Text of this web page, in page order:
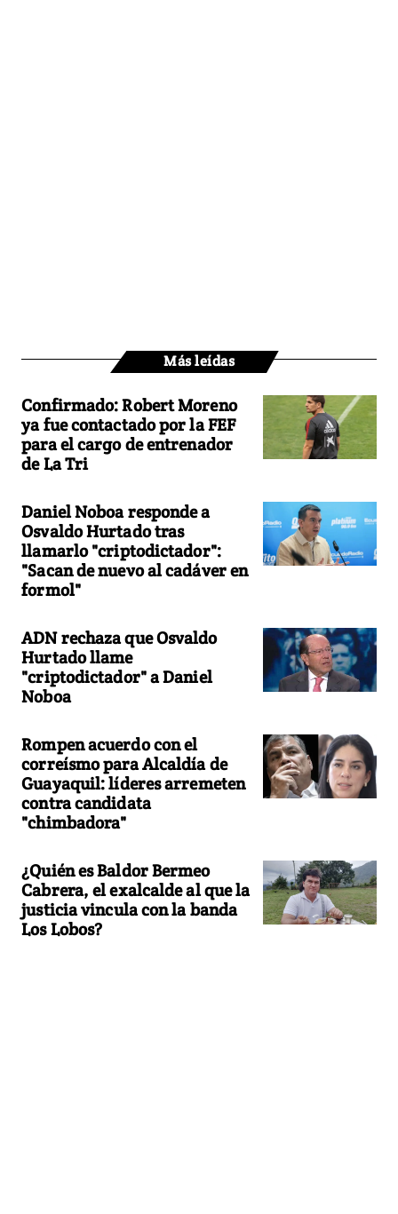
Más leídas
Confirmado: Robert Moreno
ya fue contactado por la FEF
para el cargo de entrenador
de La Tri
Daniel Noboa responde a
Osvaldo Hurtado tras
llamarlo "criptodictador":
"Sacan de nuevo al cadáver en
formol"
ADN rechaza que Osvaldo
Hurtado llame
"criptodictador" a Daniel
Noboa
Rompen acuerdo con el
correísmo para Alcaldía de
Guayaquil: líderes arremeten
contra candidata
"chimbadora"
¿Quién es Baldor Bermeo
Cabrera, el exalcalde al que la
justicia vincula con la banda
Los Lobos?